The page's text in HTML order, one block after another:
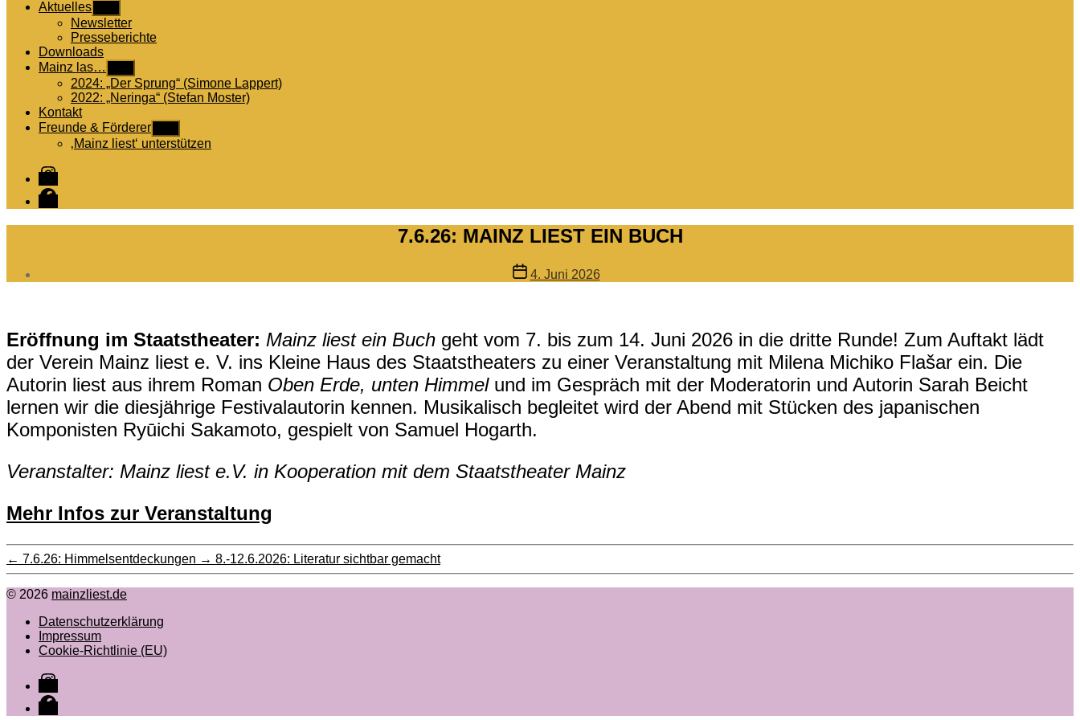
Aktuelles
anzeigen
Newsletter
Presseberichte
Downloads
Mainz las…
anzeigen
2024: „Der Sprung“ (Simone Lappert)
2022: „Neringa“ (Stefan Moster)
Kontakt
Freunde & Förderer
anzeigen
‚Mainz liest‘ unterstützen
Instagram
Facebook
7.6.26: MAINZ LIEST EIN BUCH
Veröffentlichungsdatum
4. Juni 2026
Eröffnung im Staatstheater: Mainz liest ein Buch geht vom 7. bis zum 14. Juni 2026 in die dritte Runde! Zum Auftakt lädt
der Verein Mainz liest e. V. ins Kleine Haus des Staatstheaters zu einer Veranstaltung mit Milena Michiko Flašar ein. Die
Autorin liest aus ihrem Roman Oben Erde, unten Himmelund im Gespräch mit der Moderatorin und Autorin Sarah Beicht
lernen wir die diesjährige Festivalautorin kennen. Musikalisch begleitet wird der Abend mit Stücken des japanischen
Komponisten Ryūichi Sakamoto, gespielt von Samuel Hogarth.
Veranstalter: Mainz liest e.V. in Kooperation mit dem Staatstheater Mainz
Mehr Infos zur Veranstaltung
← 7.6.26: Himmelsentdeckungen → 8.-12.6.2026: Literatur sichtbar gemacht
© 2026 mainzliest.de
Datenschutzerklärung
Impressum
Cookie-Richtlinie (EU)
Instagram
Facebook